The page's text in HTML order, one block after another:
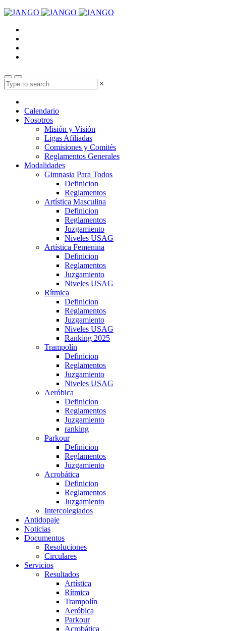
×
Calendario
Nosotros
Misión y Visión
Ligas Afiliadas
Comisiones y Comités
Reglamentos Generales
Modalidades
Gimnasia Para Todos
Definicion
Reglamentos
Artística Masculina
Definicion
Reglamentos
Juzgamiento
Niveles USAG
Artística Femenina
Definicion
Reglamentos
Juzgamiento
Niveles USAG
Rítmica
Definicion
Reglamentos
Juzgamiento
Niveles USAG
Ranking 2025
Trampolín
Definicion
Reglamentos
Juzgamiento
Niveles USAG
Aeróbica
Definicion
Reglamentos
Juzgamiento
ranking
Parkour
Definicion
Reglamentos
Juzgamiento
Acrobática
Definicion
Reglamentos
Juzgamiento
Intercolegiados
Antidopaje
Noticias
Documentos
Resoluciones
Circulares
Servicios
Resultados
Artística
Rítmica
Trampolín
Aeróbica
Parkour
Acrobática